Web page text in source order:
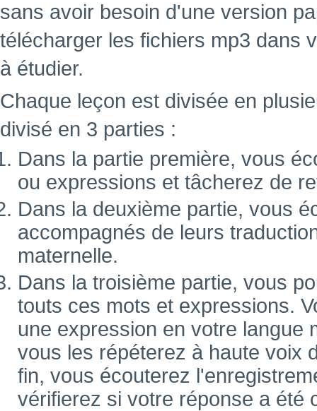
sans avoir besoin d'une version
télécharger les fichiers mp3 dans
à étudier.
Chaque leçon est divisée en
divisé en 3 parties :
Dans la partie première, vous
ou expressions et tâcherez de
Dans la deuxième partie, vous
accompagnés de leurs
maternelle.
Dans la troisième partie, vous
touts ces mots et expressions.
une expression en votre langue
vous les répéterez à haute voix
fin, vous écouterez
vérifierez si votre réponse a été